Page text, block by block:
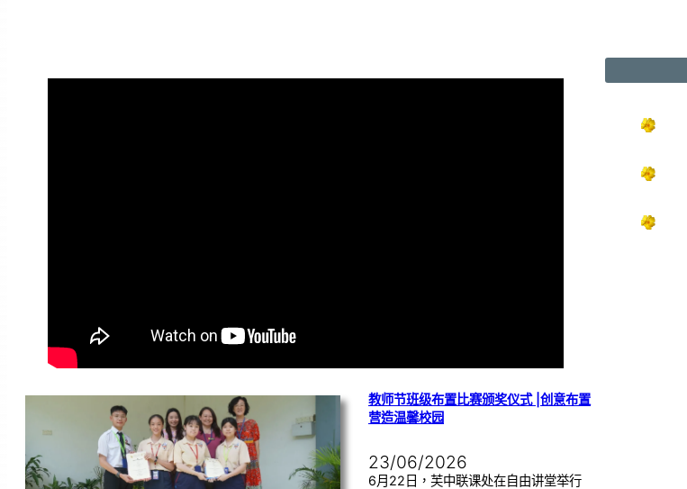
教师节班级布置比赛颁奖仪式 |创意布置
营造温馨校园
23/06/2026
6月22日，芙中联课处在自由讲堂举行